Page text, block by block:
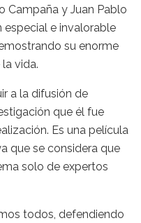
Campaña y Juan Pablo
especial e invalorable
su enorme
vida.
a la difusión de
que él fue
Es una película
que se considera que
solo de expertos
todos, defendiendo